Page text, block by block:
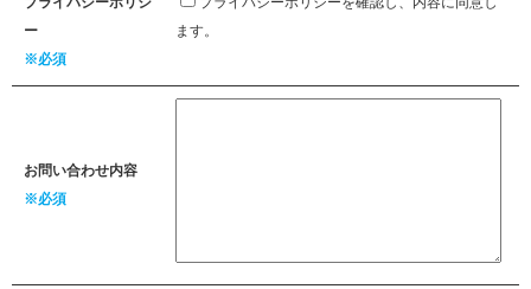
ー
※必須
ます。
お問い合わせ内容
※必須